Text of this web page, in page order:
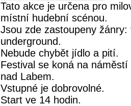
Tato akce je určena pro
místní hudební scénou.
Jsou zde zastoupeny
underground.
Nebude chybět jídlo a pití.
Festival se koná na
nad Labem.
Vstupné je dobrovolné.
Start ve 14 hodin.